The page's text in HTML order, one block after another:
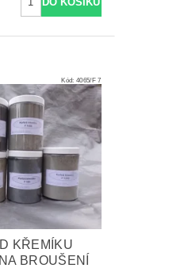
Kód:4065/F 7
KŘEMÍKU
BROUŠENÍ